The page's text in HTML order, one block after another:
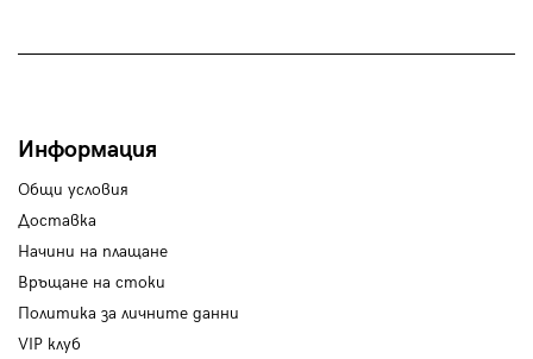
Информация
Общи условия
Доставка
Начини на плащане
Връщане на стоки
Политика за личните данни
VIP клуб